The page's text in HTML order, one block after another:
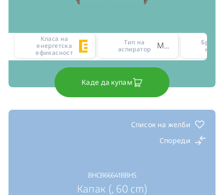
Класа на
енергетска
ефикасност
Тип на
аспиратор
Монтирани на ѕид
Број
на
Каде да купам
Список на желби
Спореди
BHCB66641BBHS
Капак (, 60 cm)